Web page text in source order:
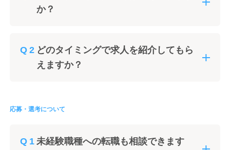
か？
どのタイミングで求人を紹介してもら
えますか？
応募・選考について
未経験職種への転職も相談できます